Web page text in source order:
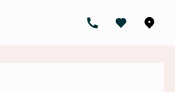
Цена по запросу